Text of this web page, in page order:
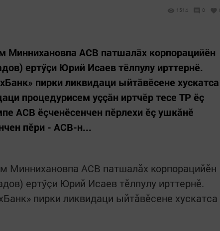
1514 0
Миннихановпа АСВ патшалăх корпорацийӗн
ертӳçи Юрий Исаев тӗлпулу ирттернӗ.
пирки ликвидаци ыйтăвӗсене хускатса
процедурисем уççăн иртчӗр тесе ТР ӗç
АСВ ӗçченӗсенчен пӗрлехи ӗç ушкăнӗ
пӗри - АСВ-н...
Миннихановпа АСВ патшалăх корпорацийӗн
ертӳçи Юрий Исаев тӗлпулу ирттернӗ.
пирки ликвидаци ыйтăвӗсене хускатса